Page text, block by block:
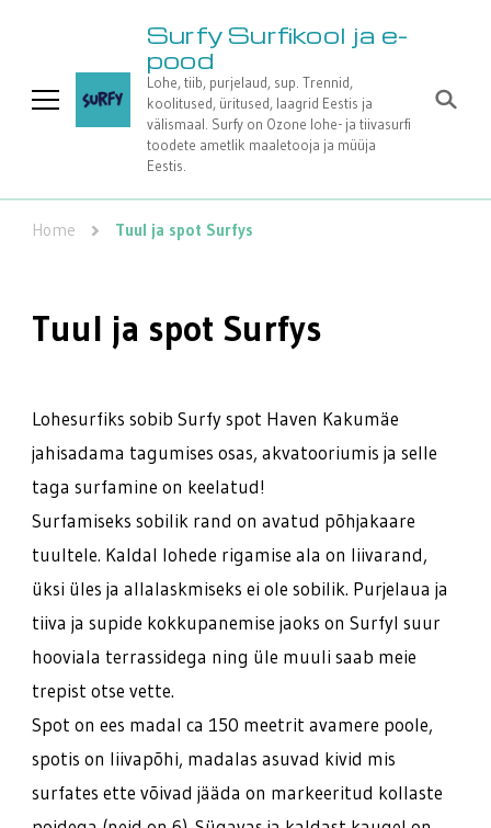
Surfy Surfikool ja e-
pood
Lohe, tiib, purjelaud, sup. Trennid,
koolitused, üritused, laagrid Eestis ja
välismaal. Surfy on Ozone lohe- ja tiivasurfi
toodete ametlik maaletooja ja müüja
Eestis.
Home Tuul ja spot Surfys
Tuul ja spot Surfys
Lohesurfiks sobib Surfy spot Haven Kakumäe
jahisadama tagumises osas, akvatooriumis ja selle
taga surfamine on keelatud!
Surfamiseks sobilik rand on avatud põhjakaare
tuultele. Kaldal lohede rigamise ala on liivarand,
üksi üles ja allalaskmiseks ei ole sobilik. Purjelaua ja
tiiva ja supide kokkupanemise jaoks on Surfyl suur
hooviala terrassidega ning üle muuli saab meie
trepist otse vette.
Spot on ees madal ca 150 meetrit avamere poole,
spotis on liivapõhi, madalas asuvad kivid mis
surfates ette võivad jääda on markeeritud kollaste